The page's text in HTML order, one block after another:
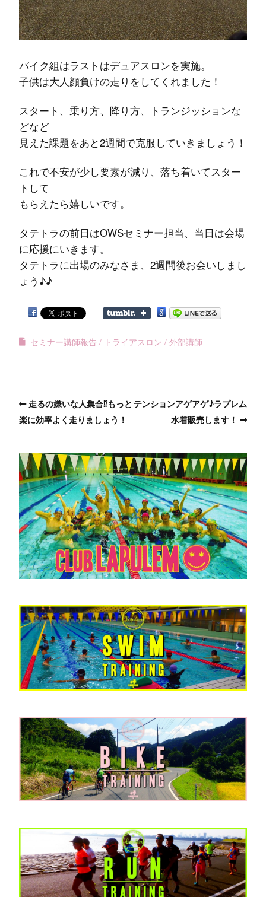
バイク組はラストはデュアスロンを実施。
子供は大人顔負けの走りをしてくれました！
スタート、乗り方、降り方、トランジッションな
どなど
見えた課題をあと2週間で克服していきましょう！
これで不安が少し要素が減り、落ち着いてスター
トして
もらえたら嬉しいです。
タテトラの前日はOWSセミナー担当、当日は会場
に応援にいきます。
タテトラに出場のみなさま、2週間後お会いしまし
ょう♪♪
セミナー講師報告 トライアスロン 外部講師
走るの嫌いな人集合⁉もっと
楽に効率よく走りましょう！
テンションアゲアゲ♪ラプレム
水着販売します！